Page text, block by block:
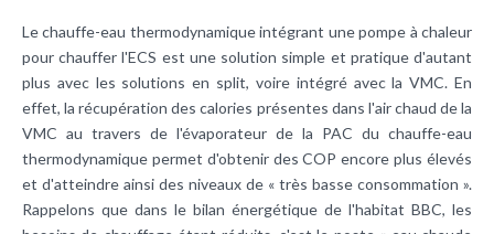
Le chauffe-eau thermodynamique intégrant unepompe à chaleur
pour chauffer l'ECS est une solution simple et pratique d'autant
plus avec les solutions en split, voire intégré avec la VMC. En
effet, la récupération des calories présentes dans l'air chaud de la
VMC au travers de l'évaporateur de la PAC du chauffe-eau
thermodynamique permet d'obtenir des COP encore plus élevés
et d'atteindre ainsi des niveaux de « très basse consommation ».
Rappelons que dans le bilan énergétique de l'habitat BBC, les